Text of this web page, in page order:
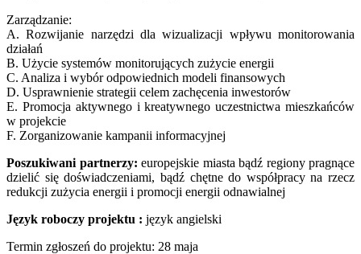
Zarządzanie:
A. Rozwijanie narzędzi dla wizualizacji wpływu monitorowania
działań
B. Użycie systemów monitorujących zużycie energii
C. Analiza i wybór odpowiednich modeli finansowych
D. Usprawnienie strategii celem zachęcenia inwestorów
E. Promocja aktywnego i kreatywnego uczestnictwa mieszkańców
w projekcie
F. Zorganizowanie kampanii informacyjnej
Poszukiwani partnerzy: europejskie miasta bądź regiony pragnące
dzielić się doświadczeniami, bądź chętne do współpracy na rzecz
redukcji zużycia energii i promocji energii odnawialnej
Język roboczy projektu : język angielski
Termin zgłoszeń do projektu: 28 maja